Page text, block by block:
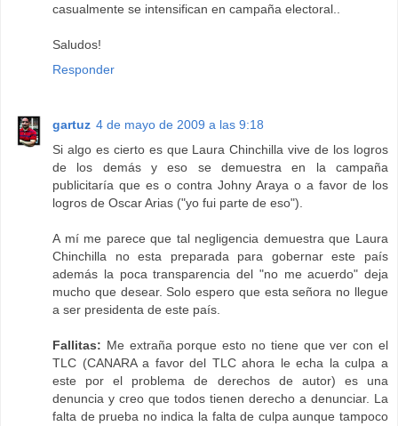
casualmente se intensifican en campaña electoral..
Saludos!
Responder
gartuz 4 de mayo de 2009 a las 9:18
Si algo es cierto es que Laura Chinchilla vive de los logros
de los demás y eso se demuestra en la campaña
publicitaría que es o contra Johny Araya o a favor de los
logros de Oscar Arias ("yo fui parte de eso").
A mí me parece que tal negligencia demuestra que Laura
Chinchilla no esta preparada para gobernar este país
además la poca transparencia del "no me acuerdo" deja
mucho que desear. Solo espero que esta señora no llegue
a ser presidenta de este país.
Fallitas: Me extraña porque esto no tiene que ver con el
TLC (CANARA a favor del TLC ahora le echa la culpa a
este por el problema de derechos de autor) es una
denuncia y creo que todos tienen derecho a denunciar. La
falta de prueba no indica la falta de culpa aunque tampoco